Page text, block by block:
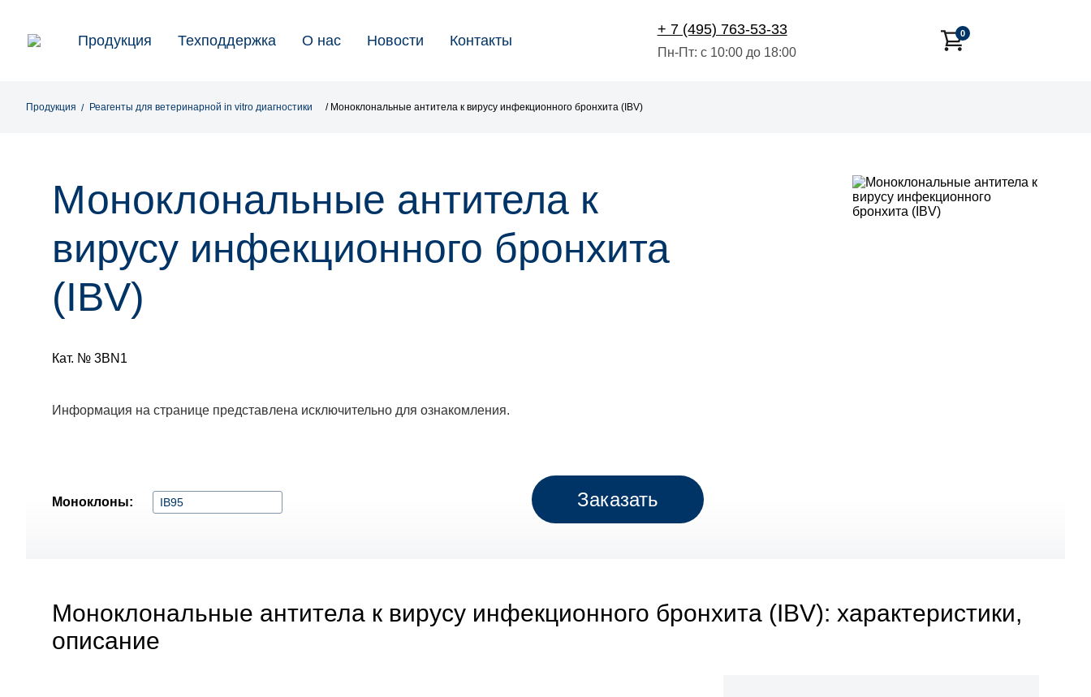
Продукция Техподдержка О нас Новости Контакты
+ 7 (495) 763-53-33
Пн-Пт: с 10:00 до 18:00
0
Продукция Реагенты для ветеринарной in vitro диагностики / Моноклональные антитела к вирусу инфекционного бронхита (IBV)
Моноклональные антитела к
вирусу инфекционного бронхита
(IBV)
Кат. № 3BN1
Информация на странице представлена исключительно для ознакомления.
Моноклоны: Заказать
Моноклональные антитела к вирусу инфекционного бронхита (IBV): характеристики,
описание